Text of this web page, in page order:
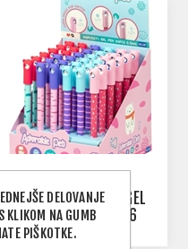
M&G ADORABLE PET GEL
OLOVKA 0,5 MM - 1/36
DELOVANJE
KLIKOM NA GUMB
PIŠKOTKE.